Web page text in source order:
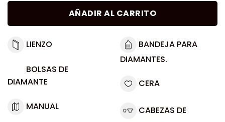
AÑADIR AL CARRITO
LIENZO
BOLSAS DE
DIAMANTE
MANUAL
BANDEJA PARA
DIAMANTES.
CERA
CABEZAS DE